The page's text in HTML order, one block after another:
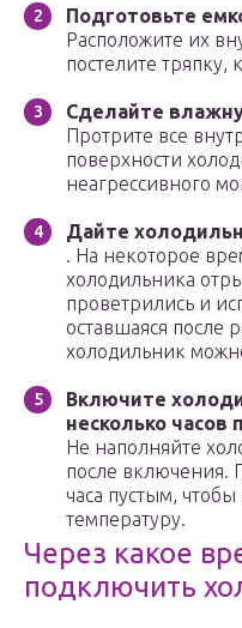
Подготовьте
Расположите их
постелите тряпку,
Сделайте
Протрите все
поверхности
неагрессивного
Дайте
. На некоторое
холодильника
проветрились и
оставшаяся после
холодильник
Включите
несколько часов
Не наполняйте
после включения.
часа пустым,
температуру.
Через какое
подключить